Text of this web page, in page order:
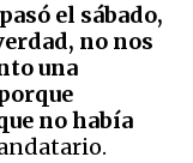
el sábado,
no nos
una
no había